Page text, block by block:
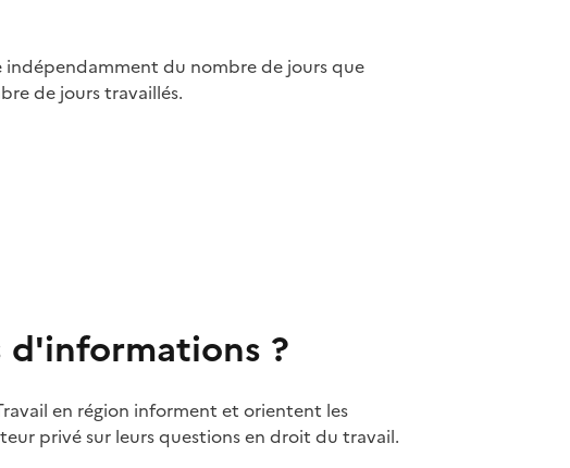
indépendamment du nombre de jours que
de jours travaillés.
d'informations ?
en région informent et orientent les
privé sur leurs questions en droit du travail.